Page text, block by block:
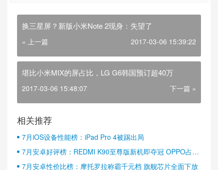
换三星屏？新版小米Note 2现身：失望了
« 上一篇 2017-03-06 15:39:22
堪比小米MIX的屏占比，LG G6韩国预订超40万
2017-03-06 15:48:07 下一篇 »
相关推荐
7月iOS设备性能榜：iPad Pro 4被踢出局
7月安卓好评榜：REDMI K90至尊版新机即夺冠 OPPO占据
半壁江山
7月安卓性价比榜：摩托罗拉称霸千元档 旗舰芯片全面下放